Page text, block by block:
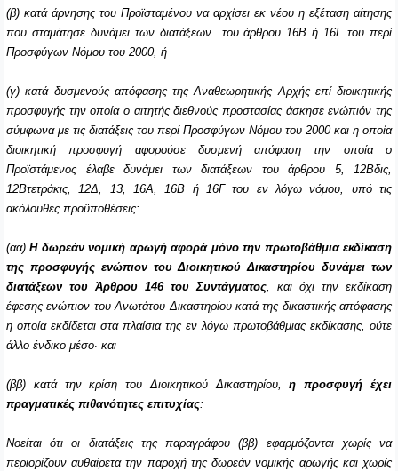
(β) κατά άρνησης του Προϊσταμένου να αρχίσει εκ νέου η εξέταση αίτησης
που σταμάτησε δυνάμει των διατάξεων του άρθρου 16Β ή 16Γ του περί
Προσφύγων Νόμου του 2000, ή
(γ) κατά δυσμενούς απόφασης της Αναθεωρητικής Αρχής επί διοικητικής
προσφυγής την οποία ο αιτητής διεθνούς προστασίας άσκησε ενώπιόν της
σύμφωνα με τις διατάξεις του περί Προσφύγων Νόμου του 2000 και η οποία
διοικητική προσφυγή αφορούσε δυσμενή απόφαση την οποία ο
Προϊστάμενος έλαβε δυνάμει των διατάξεων του άρθρου 5, 12Βδις,
12Βτετράκις, 12Δ, 13, 16Α, 16Β ή 16Γ του εν λόγω νόμου, υπό τις
ακόλουθες προϋποθέσεις:
(αα)Η δωρεάν νομική αρωγή αφορά μόνο την πρωτοβάθμια εκδίκαση
της προσφυγής ενώπιον του Διοικητικού Δικαστηρίου δυνάμει των
διατάξεων του Άρθρου 146 του Συντάγματος , και όχι την εκδίκαση
έφεσης ενώπιον του Ανωτάτου Δικαστηρίου κατά της δικαστικής απόφασης
η οποία εκδίδεται στα πλαίσια της εν λόγω πρωτοβάθμιας εκδίκασης, ούτε
άλλο ένδικο μέσο∙ και
(ββ) κατά την κρίση του Διοικητικού Δικαστηρίου,η προσφυγή έχει
πραγματικές πιθανότητες επιτυχίας:
Νοείται ότι οι διατάξεις της παραγράφου (ββ) εφαρμόζονται χωρίς να
περιορίζουν αυθαίρετα την παροχή της δωρεάν νομικής αρωγής και χωρίς